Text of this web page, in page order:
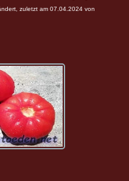
zuletzt am 07.04.2024 von